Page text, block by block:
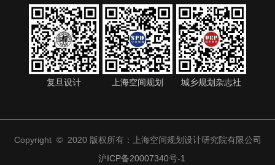
复旦设计 上海空间规划 城乡规划杂志社
Copyright © 2020 版权所有：上海空间规划设计研究院有限公司
沪ICP备20007340号-1